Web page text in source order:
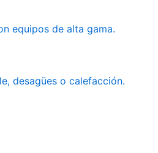
equipos de alta gama.
desagües o calefacción.